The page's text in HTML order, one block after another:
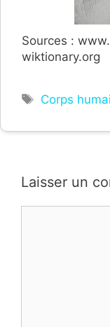
Sources :
wiktionary.org
Étiquettes
Corps
Laisser un